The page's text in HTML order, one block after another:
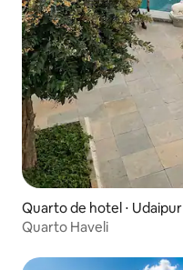
Quarto de hotel ⋅ Udaipur
Quarto Haveli